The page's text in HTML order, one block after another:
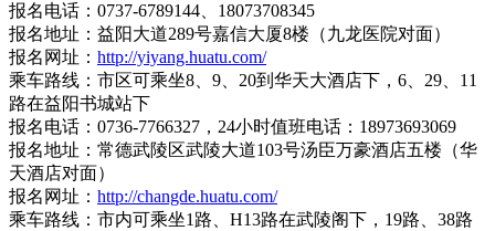
报名电话：0737-6789144、18073708345
报名地址：益阳大道289号嘉信大厦8楼（九龙医院对面）
报名网址： http://yiyang.huatu.com/
乘车路线：市区可乘坐8、9、20到华天大酒店下，6、29、11
路在益阳书城站下
报名电话：0736-7766327，24小时值班电话：18973693069
报名地址：常德武陵区武陵大道103号汤臣万豪酒店五楼（华
天酒店对面）
报名网址： http://changde.huatu.com/
乘车路线：市内可乘坐1路、H13路在武陵阁下，19路、38路